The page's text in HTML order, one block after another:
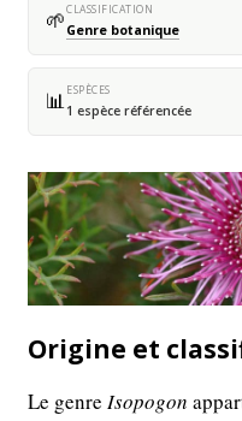
🌱CLASSIFICATION
Genre botanique
📊ESPÈCES
1 espèce référencée
Origine et
Le genreIsopogon